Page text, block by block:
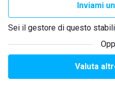
Inviami
Sei il gestore di questo
Valuta